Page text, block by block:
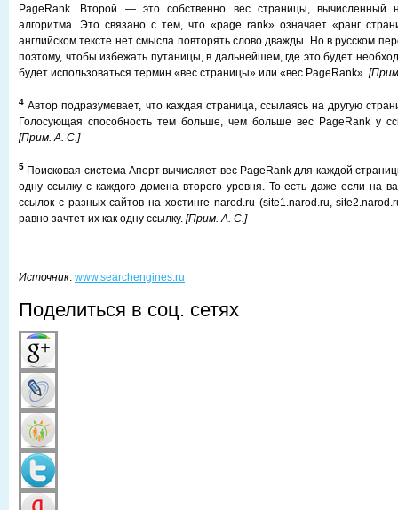
PageRank. Второй — это собственно вес страницы, вычисленный
алгоритма. Это связано с тем, что «page rank» означает «ранг
английском тексте нет смысла повторять слово дважды. Но в русском
поэтому, чтобы избежать путаницы, в дальнейшем, где это будет
будет использоваться термин «вес страницы» или «вес PageRank».
4 Автор подразумевает, что каждая страница, ссылаясь на другую
Голосующая способность тем больше, чем больше вес PageRank у
[Прим. А. С.]
5 Поисковая система Апорт вычисляет вес PageRank для каждой
одну ссылку с каждого домена второго уровня. То есть даже если на
ссылок с разных сайтов на хостинге narod.ru (site1.narod.ru,
равно зачтет их как одну ссылку. [Прим. А. С.]
Источник: www.searchengines.ru
Поделиться в соц. сетях